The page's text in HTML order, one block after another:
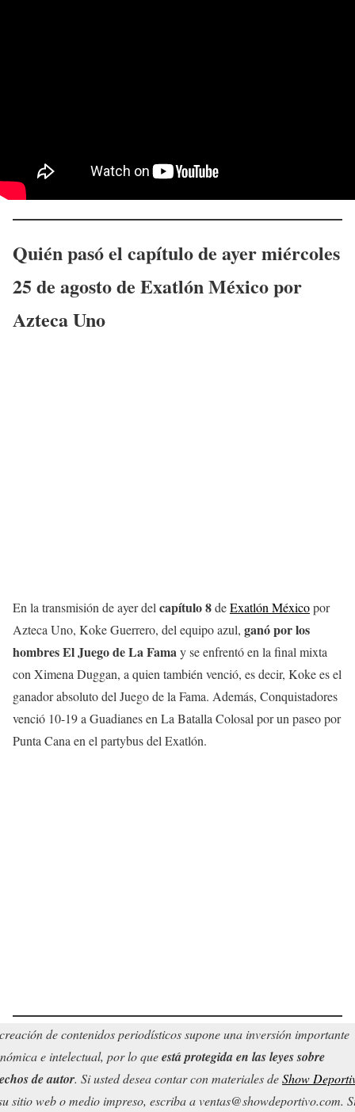
Quién pasó el capítulo de ayermiércoles
25 de agosto de Exatlón Méxicopor
Azteca Uno
En la transmisión de ayer del capítulo 8deExatlón Méxicopor
Azteca Uno, Koke Guerrero, del equipo azul, ganó por los
hombres El Juego de La Famay se enfrentó en la final mixta
con Ximena Duggan, a quien también venció, es decir, Koke es el
ganador absoluto del Juego de la Fama. Además, Conquistadores
venció 10-19 a Guadianes en La Batalla Colosal por un paseo por
Punta Cana en el partybus del Exatlón.
de contenidos periodísticos supone una inversión importante
e intelectual, por lo queestá protegida en las leyes sobre
de autor. Si usted desea contar con materiales deShow
sitio web o medio impreso, escriba a ventas@showdeportivo.com.